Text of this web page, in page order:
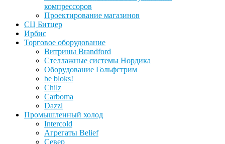
компрессоров
Проектирование магазинов
СЦ Битцер
Ирбис
Торговое оборудование
Витрины Brandford
Стеллажные системы Нордика
Оборудование Гольфстрим
be bloks!
Chilz
Carboma
Dazzl
Промышленный холод
Intercold
Агрегаты Belief
Север